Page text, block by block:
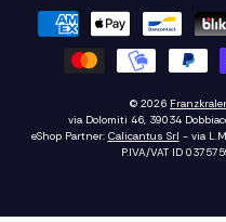
© 2026
via Dolomiti 46, 39034
eShop Partner: Calicantus Srl - via
P.IVA/VAT ID